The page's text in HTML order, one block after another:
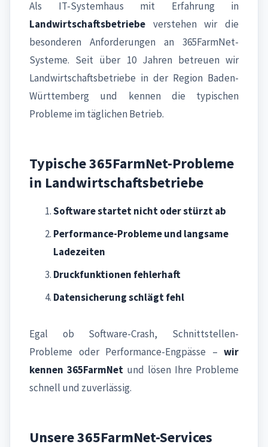
Als IT-Systemhaus mit Erfahrung in
Landwirtschaftsbetriebe verstehen wir die
besonderen Anforderungen an 365FarmNet-
Systeme. Seit über 10 Jahren betreuen wir
Landwirtschaftsbetriebe in der Region Baden-
Württemberg und kennen die typischen
Probleme im täglichen Betrieb.
Typische 365FarmNet-Probleme
in Landwirtschaftsbetriebe
Software startet nicht oder stürzt ab
Performance-Probleme und langsame
Ladezeiten
Druckfunktionen fehlerhaft
Datensicherung schlägt fehl
Egal ob Software-Crash, Schnittstellen-
Probleme oder Performance-Engpässe – wir
kennen 365FarmNet und lösen Ihre Probleme
schnell und zuverlässig.
Unsere 365FarmNet-Services